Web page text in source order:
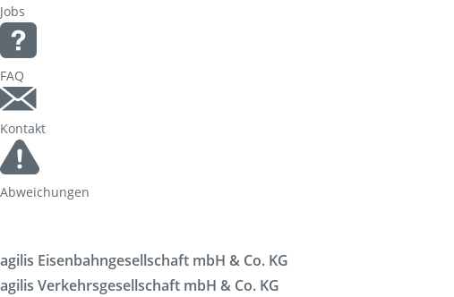
Jobs
FAQ
Kontakt
Abweichungen
agilis Eisenbahngesellschaft mbH & Co. KG
agilis Verkehrsgesellschaft mbH & Co. KG